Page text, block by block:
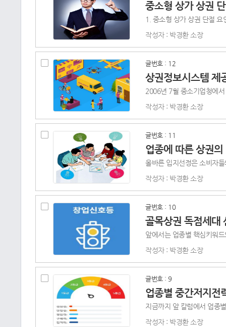
중소형 상가 상권
작성자 : 박경환 소장
글번호 : 12
상권정보시스템 제
작성자 : 박경환 소장
글번호 : 11
업종에 따른 상권의
작성자 : 박경환 소장
글번호 : 10
골목상권 독점세대
작성자 : 박경환 소장
글번호 : 9
업종별 중간저지전
작성자 : 박경환 소장